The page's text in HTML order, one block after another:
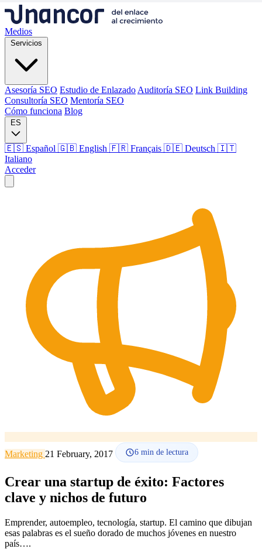
Medios
Servicios
Asesoría SEO Estudio de Enlazado Auditoría SEO Link Building
Consultoría SEO Mentoría SEO
Cómo funciona Blog
ES
🇪🇸 Español 🇬🇧 English 🇫🇷 Français 🇩🇪 Deutsch 🇮🇹
Italiano
Acceder
Estudio de Enlazado Auditoría SEO Link Building
Consultoría SEO
Cómo funciona
Blog
Idioma
🇪🇸 ES
🇬🇧 EN 🇫🇷 FR 🇩🇪 DE
Acceder
Marketing 21 February, 2017 6 min de lectura
Crear una startup de éxito: Factores
clave y nichos de futuro
Emprender, autoempleo, tecnología, startup. El camino que dibujan
esas palabras es el sueño dorado de muchos jóvenes en nuestro
país….